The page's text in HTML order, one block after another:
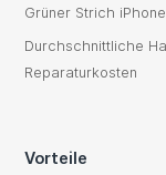
Grüner Strich
Durchschnittliche
Reparaturkosten
Vorteile